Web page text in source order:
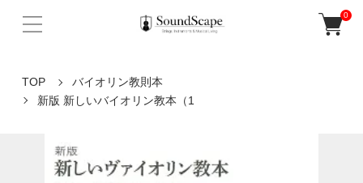
0
TOP
バイオリン教則本
新版 新しいバイオリン教本（1